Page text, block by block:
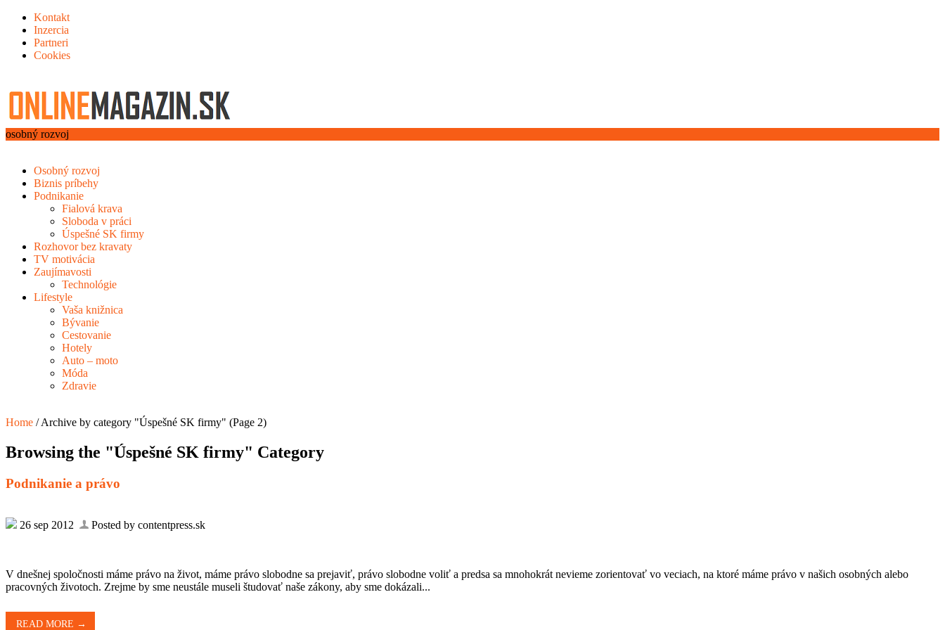
Kontakt
Inzercia
Partneri
Cookies
osobný rozvoj
Osobný rozvoj
Biznis príbehy
Podnikanie
Fialová krava
Sloboda v práci
Úspešné SK firmy
Rozhovor bez kravaty
TV motivácia
Zaujímavosti
Technológie
Lifestyle
Vaša knižnica
Bývanie
Cestovanie
Hotely
Auto – moto
Móda
Zdravie
Home /Archive by category "Úspešné SK firmy" (Page 2)
Browsing the "Úspešné SK firmy" Category
Podnikanie a právo
26 sep 2012 Posted by contentpress.sk
V dnešnej spoločnosti máme právo na život, máme právo slobodne sa prejaviť, právo slobodne voliť a predsa sa mnohokrát nevieme zorientovať vo veciach, na ktoré máme právo v našich osobných alebo
pracovných životoch. Zrejme by sme neustále museli študovať naše zákony, aby sme dokázali...
READ MORE →